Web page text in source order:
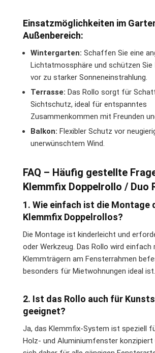
Einsatzmöglichkeiten im
Außenbereich:
Wintergarten: Schaffen Sie eine
Lichtatmossphäre und schützen Sie
vor zu starker Sonneneinstrahlung.
Terrasse: Das Rollo sorgt für
Sichtschutz, ideal für entspanntes
Zusammenkommen mit Freunden
Balkon: Flexibler Schutz vor
unerwünschtem Wind.
FAQ – Häufig gestellte
Klemmfix Doppelrollo / Duo
1. Wie einfach ist die Montage
Klemmfix Doppelrollos?
Die Montage ist kinderleicht und
oder Werkzeug. Das Rollo wird einfach
Klemmträgern am Fensterrahmen
besonders für Mietwohnungen ideal ist.
2. Ist das Rollo auch für
geeignet?
Ja, das Klemmfix-System ist speziell
Holz- und Aluminiumfenster konzipiert